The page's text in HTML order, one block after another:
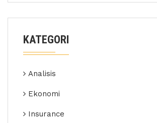
KATEGORI
Analisis
Ekonomi
Insurance